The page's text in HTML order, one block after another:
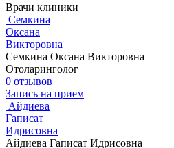
Врачи клиники
Семкина
Оксана
Викторовна
Семкина Оксана Викторовна
Отоларинголог
0 отзывов
Запись на прием
Айдиева
Гаписат
Идрисовна
Айдиева Гаписат Идрисовна